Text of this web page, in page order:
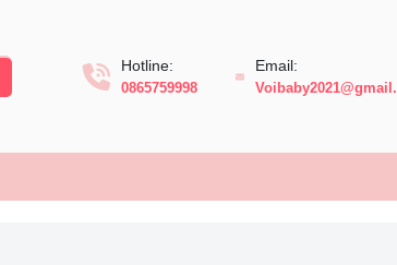
Hotline:
0865759998
Email: